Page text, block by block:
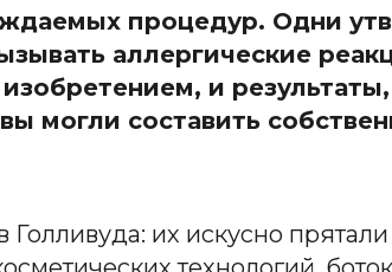
процедур. Одни
аллергические
и результаты,
могли составить
их искусно